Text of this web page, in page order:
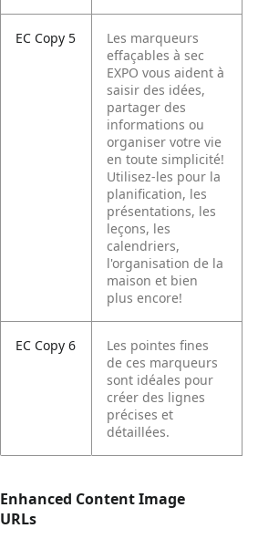
EC Copy 5
Les marqueurs
effaçables à sec
EXPO vous aident à
saisir des idées,
partager des
informations ou
organiser votre vie
en toute simplicité!
Utilisez-les pour la
planification, les
présentations, les
leçons, les
calendriers,
l'organisation de la
maison et bien
plus encore!
EC Copy 6
Les pointes fines
de ces marqueurs
sont idéales pour
créer des lignes
précises et
détaillées.
Enhanced Content Image
URLs